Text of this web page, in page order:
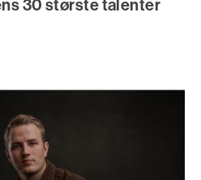
30 største talenter